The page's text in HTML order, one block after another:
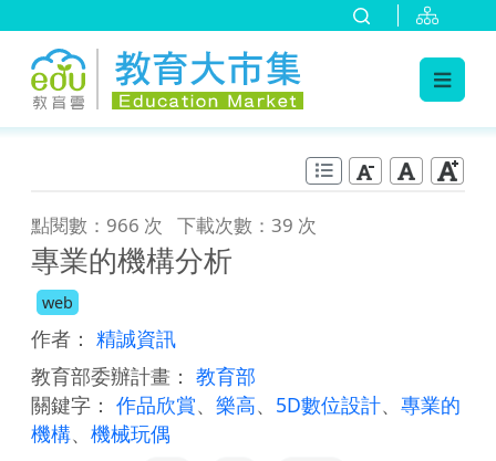
點閱數：966 次 下載次數：39 次
專業的機構分析
web
作者： 精誠資訊
教育部委辦計畫： 教育部
關鍵字： 作品欣賞、 樂高、 5D數位設計、 專業的
機構、 機械玩偶